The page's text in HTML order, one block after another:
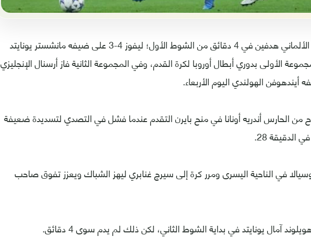
أحرز بايرن ميونخ الألماني هدفين في 4 دقائق من الشوط الأول؛ ليفوز 4-3 على ضيفه مانشستر يونايتد
الأولى بدوري أبطال أوروبا لكرة القدم، وفي المجموعة الثانية فاز أرسنال الإنجليزي
الحارس أندريه أونانا في منح بايرن التقدم عندما فشل في التصدي لتسديدة ضعيفة
28.
في الناحية اليسرى ومرر كرة إلى سيرج غنابري ليهز الشباك ويعزز تفوق صاحب
آمال يونايتد في بداية الشوط الثاني، لكن ذلك لم يدم سوى 4 دقائق.